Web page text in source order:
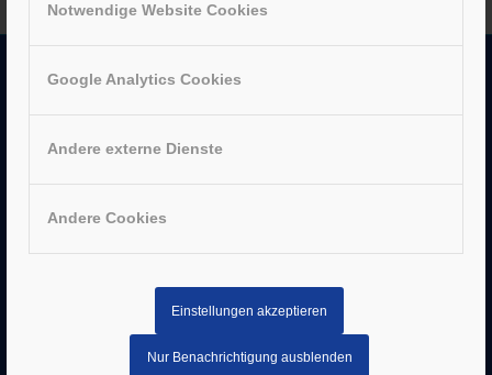
Notwendige Website Cookies
Google Analytics Cookies
Andere externe Dienste
Andere Cookies
Einstellungen akzeptieren
Nur Benachrichtigung ausblenden
Jobs
–Bergen Enkheim